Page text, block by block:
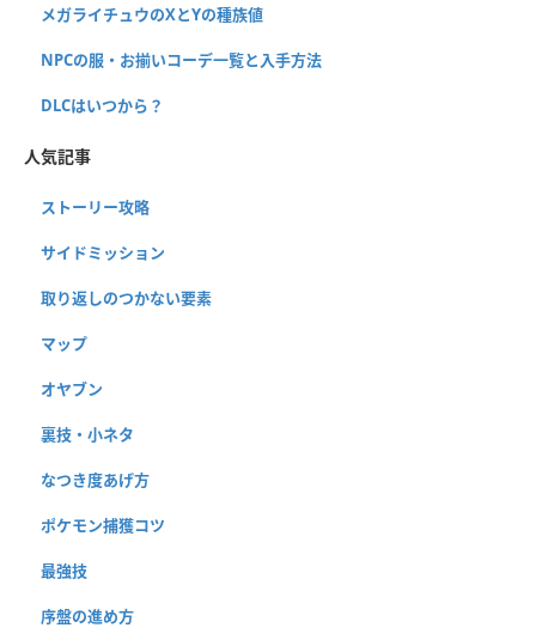
メガライチュウのXとYの種族値
NPCの服・お揃いコーデ一覧と入手方法
DLCはいつから？
人気記事
ストーリー攻略
サイドミッション
取り返しのつかない要素
マップ
オヤブン
裏技・小ネタ
なつき度あげ方
ポケモン捕獲コツ
最強技
序盤の進め方